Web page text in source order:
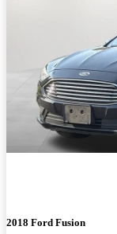
2018 Ford Fusion